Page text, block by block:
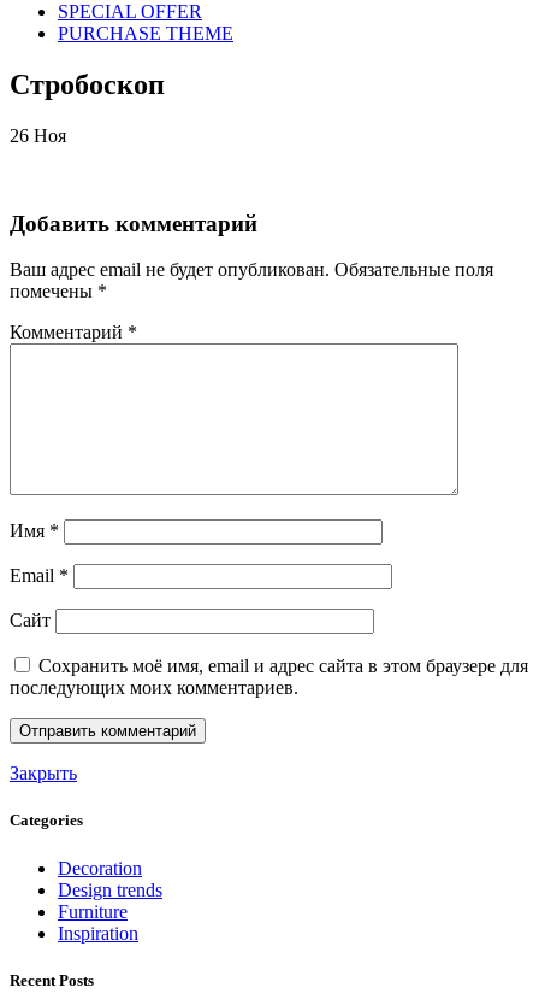
SPECIAL OFFER
PURCHASE THEME
Стробоскоп
26 Ноя
Добавить комментарий
Ваш адрес email не будет опубликован. Обязательные поля
помечены *
Комментарий *
Имя *
Email *
Сайт
Сохранить моё имя, email и адрес сайта в этом браузере для
последующих моих комментариев.
Закрыть
Categories
Decoration
Design trends
Furniture
Inspiration
Recent Posts